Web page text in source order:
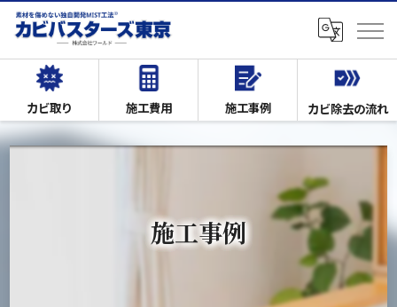
カビ取り 施工費用 施工事例 カビ除去の流れ
施工事例